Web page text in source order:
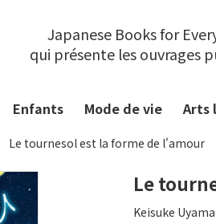
Japanese Books for
qui présente les ouvrages
Enfants Mode de vie Arts
Le tournesol est la forme de l'amour
Le
Keisuke Uyama